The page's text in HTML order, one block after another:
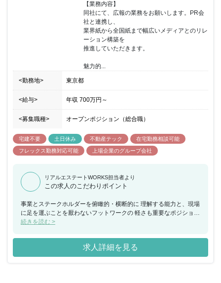
ディングカンパニーであるGLPは、 常に成長し変化し続けるカルチ
ャーがあります。 その中で、世の中で注目される案件を自ら推進
し、 進化し続ける物流施設の未来を創り上げることは、 ご自身の
キャリアアップに繋がると確信しています。 将来的にはマネジメン
トも目指せるポジションです。 【入社~3ヶ月 OJT期間】 ・物流
不動産のマーケットの把握、契約締結までの流れの理解 【~半年時
点】 ・一人で営業が実施可能な知識レベルの習得 ・新規営業の実
施、担当企業のフォロー 【~1年時点】 ・物件の主担当として、 営
業戦略の策定及び商品性の検討（Gリーダーのサポートあり）
【業務内容】
同社にて、広報の業務をお願いします。PR会
社と連携し、
業界紙から全国紙まで幅広いメディアとのリレ
ーション構築を
推進していただきます。
魅力的...
<勤務地> 東京都
<給与> 年収 700万円 ～
<募集職種> オープンポジション（総合職）
宅建不要 土日休み 不動産テック
在宅勤務相談可能
フレックス勤務対応可能
上場企業のグループ会社
リアルエステートWORKS担当者より
この求人のこだわりポイント
事業とステークホルダーを俯瞰的・横断的に 理解する能力と、現場
に足を運ぶことを厭わないフットワークの 軽さも重要なポジション
です。 ブランドクリエイション部は、あらゆるコミュニケーション
みを 行っています。 新設部署ゆえに、活動の多くは前例がないこ
とや、新たに 発展させていく業務が中心で、部署メンバー自らがゼ
ロから考え、 他部署を巻き込みながら実行しています。 前例踏襲
続きを読む >
求人詳細を見る